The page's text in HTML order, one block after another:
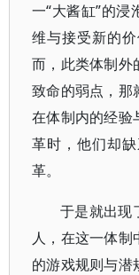
一“大酱缸”的
维与接受新的
而，此类体制外
致命的弱点，那
在体制内的经验
革时，他们却
革。
于是就出现
人，在这一体
的游戏规则与潜